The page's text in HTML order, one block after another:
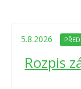
5.8.2026
Rozpis